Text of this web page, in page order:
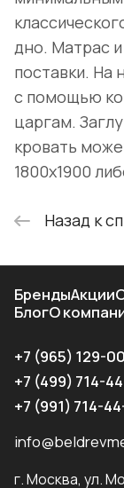
дно. Матрас
поставки. На
с помощью
царгам.
кровать
1800х1900
Назад к
БрендыАкции
БлогО
+7 (965) 129-
+7 (499) 714-
+7 (991) 714-
г. Москва, ул.